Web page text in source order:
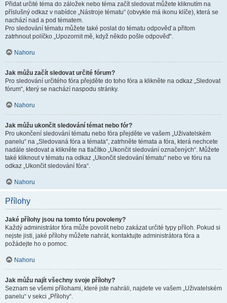
Přidat určité téma do záložek nebo téma začít sledovat můžete kliknutím na
příslušný odkaz v nabídce „Nástroje tématu“ (obvykle má ikonu klíče), která se
nachází nad a pod tématem.
Pro sledování tématu můžete také poslat do tématu odpověď a přitom
zatrhnout políčko „Upozornit mě, když někdo pošle odpověď“.
Nahoru
Jak můžu začít sledovat určité fórum?
Pro sledování určitého fóra přejděte do toho fóra a klikněte na odkaz „Sledovat
fórum“, který se nachází naspodu stránky.
Nahoru
Jak můžu ukončit sledování témat nebo fór?
Pro ukončení sledování tématu nebo fóra přejděte ve vašem „Uživatelském
panelu“ na „Sledovaná fóra a témata“, zatrhněte témata a fóra, která nechcete
nadále sledovat a klikněte na tlačítko „Ukončit sledování označených“. Můžete
také kliknout v tématu na odkaz „Ukončit sledování tématu“ nebo ve fóru na
odkaz „Ukončit sledování fóra“.
Nahoru
Přílohy
Jaké přílohy jsou na tomto fóru povoleny?
Každý administrátor fóra může povolit nebo zakázat určité typy příloh. Pokud si
nejste jisti, jaké přílohy můžete nahrát, kontaktujte administrátora fóra a
požádejte ho o pomoc.
Nahoru
Jak můžu najít všechny svoje přílohy?
Seznam se všemi přílohami, které jste nahráli, najdete ve vašem „Uživatelském
panelu“ v sekci „Přílohy“.